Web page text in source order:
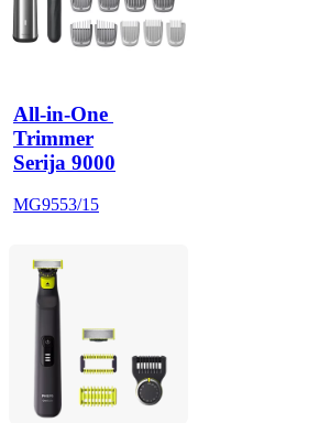
All-in-One
Trimmer
Serija 9000
MG9553/15